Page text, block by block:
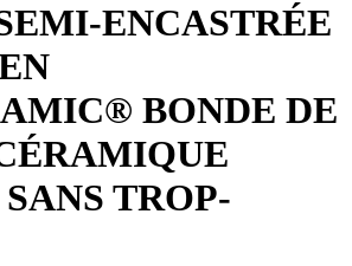
ENCASTRÉE
BONDE DE
TROP-